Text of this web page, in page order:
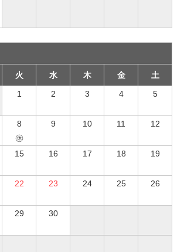
火 水 木 金
土
1
2 3 4 5
8
㊡
9 10 11 12
15 16 17 18 19
22 23 24 25 26
29 30